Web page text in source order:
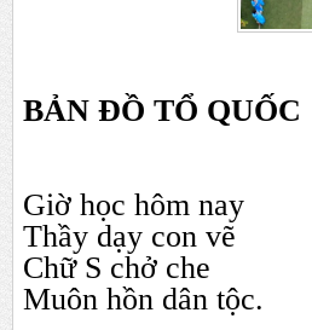
BẢN ĐỒ TỔ QUỐC
Giờ học hôm nay
Thầy dạy con vẽ
Chữ S chở che
Muôn hồn dân tộc.